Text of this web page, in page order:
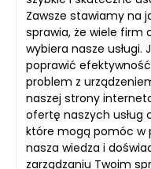
Zawsze stawiamy na
sprawia, że wiele firm
wybiera nasze usługi.
poprawić
problem z
naszej strony
ofertę naszych usług
które mogą pomóc w
nasza wiedza i
zarządzaniu Twoim